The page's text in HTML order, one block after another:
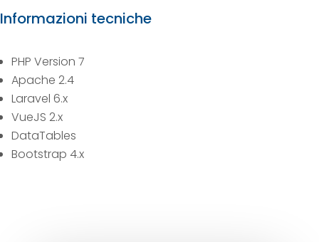
Informazioni tecniche
PHP Version 7
Apache 2.4
Laravel 6.x
VueJS 2.x
DataTables
Bootstrap 4.x